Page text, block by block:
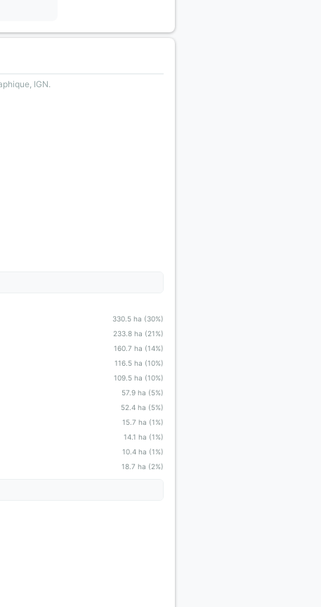
IGN.
330.5 ha (30%)
233.8 ha (21%)
160.7 ha (14%)
116.5 ha (10%)
109.5 ha (10%)
57.9 ha (5%)
52.4 ha (5%)
15.7 ha (1%)
14.1 ha (1%)
10.4 ha (1%)
18.7 ha (2%)